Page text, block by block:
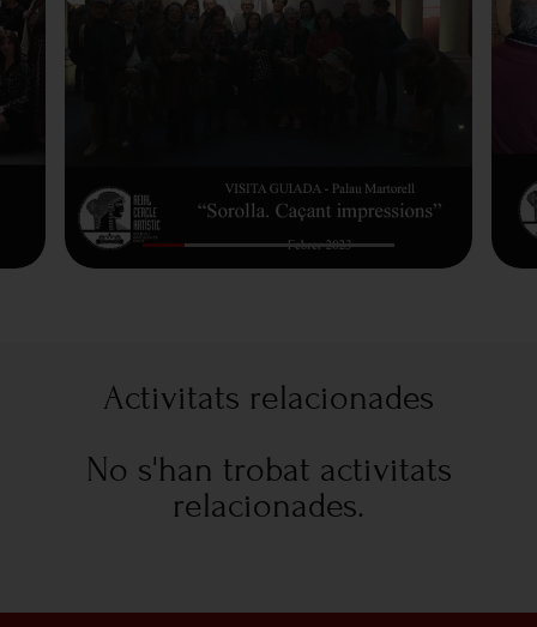
Activitats relacionades
No s'han trobat activitats
relacionades.